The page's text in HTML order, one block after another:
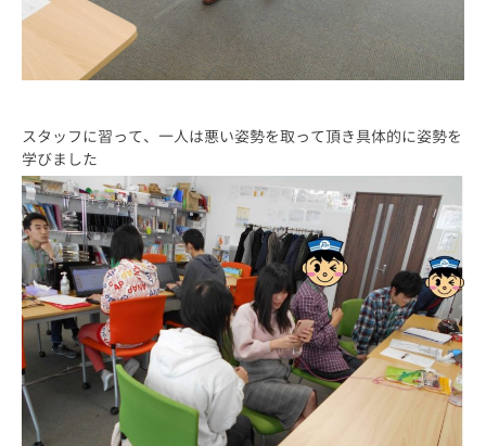
スタッフに習って、一人は悪い姿勢を取って頂き具体的に姿勢を
学びました